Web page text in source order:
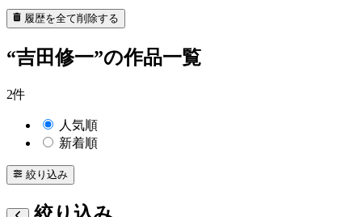
履歴を全て削除する
“吉田修一”の作品一覧
2件
人気順
新着順
絞り込み